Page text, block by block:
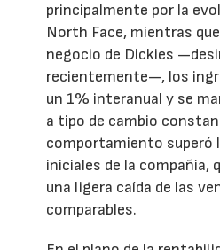
principalmente por la
North Face, mientras
negocio de Dickies
recientemente—, los
un 1% interanual y se
a tipo de cambio
comportamiento superó
iniciales de la compañía,
una ligera caída de las
comparables.